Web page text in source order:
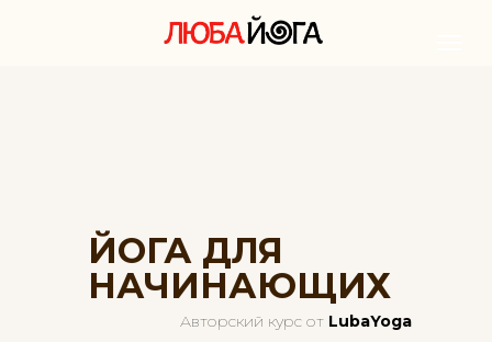
ЙОГА ДЛЯ
НАЧИНАЮЩИХ
Авторский курс от LubaYoga